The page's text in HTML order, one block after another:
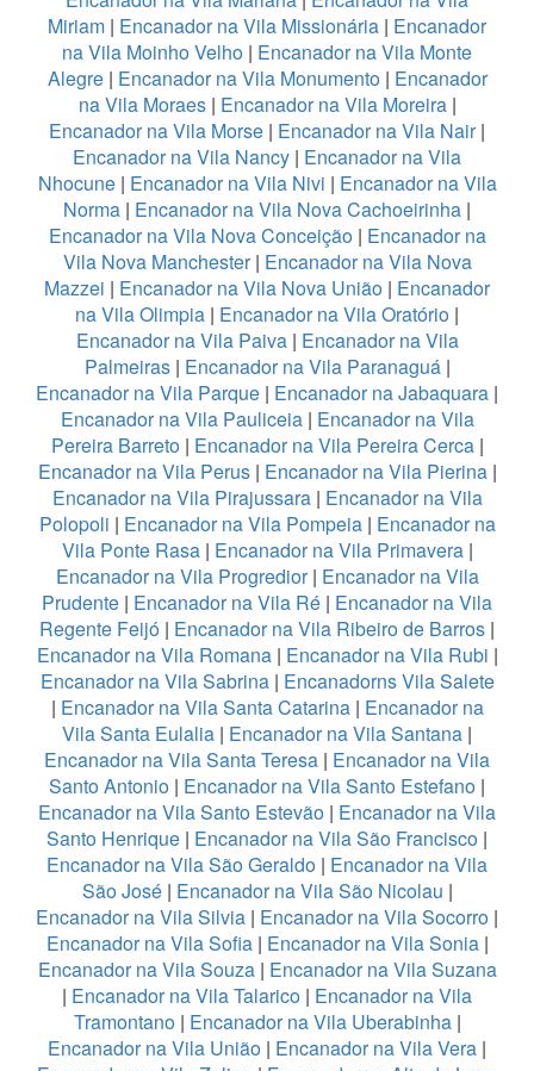
Miriam | Encanador na Vila Missionária | Encanador
na Vila Moinho Velho | Encanador na Vila Monte
Alegre| Encanador na Vila Monumento| Encanador
na Vila Moraes| Encanador na Vila Moreira|
Encanador na Vila Morse | Encanador na Vila Nair|
Encanador na Vila Nancy | Encanador na Vila
Nhocune| Encanador na Vila Nivi | Encanador na Vila
Norma | Encanador na Vila Nova Cachoeirinha |
Encanador na Vila Nova Conceição| Encanador na
Vila Nova Manchester| Encanador na Vila Nova
Mazzei | Encanador na Vila Nova União | Encanador
na Vila Olimpia | Encanador na Vila Oratório |
Encanador na Vila Paiva| Encanador na Vila
Palmeiras| Encanador na Vila Paranaguá|
Encanador na Vila Parque | Encanador na Jabaquara |
Encanador na Vila Pauliceia| Encanador na Vila
Pereira Barreto| Encanador na Vila Pereira Cerca|
Encanador na Vila Perus| Encanador na Vila Pierina|
Encanador na Vila Pirajussara| Encanador na Vila
Polopoli | Encanador na Vila Pompeia| Encanador na
Vila Ponte Rasa| Encanador na Vila Primavera|
Encanador na Vila Progredior| Encanador na Vila
Prudente | Encanador na Vila Ré | Encanador na Vila
Regente Feijó | Encanador na Vila Ribeiro de Barros |
Encanador na Vila Romana| Encanador na Vila Rubi |
Encanador na Vila Sabrina| Encanadorns Vila Salete
| Encanador na Vila Santa Catarina| Encanador na
Vila Santa Eulalia | Encanador na Vila Santana |
Encanador na Vila Santa Teresa | Encanador na Vila
Santo Antonio | Encanador na Vila Santo Estefano |
Encanador na Vila Santo Estevão | Encanador na Vila
Santo Henrique | Encanador na Vila São Francisco |
Encanador na Vila São Geraldo | Encanador na Vila
São José| Encanador na Vila São Nicolau |
Encanador na Vila Silvia | Encanador na Vila Socorro |
Encanador na Vila Sofia| Encanador na Vila Sonia|
Encanador na Vila Souza| Encanador na Vila Suzana
| Encanador na Vila Talarico | Encanador na Vila
Tramontano| Encanador na Vila Uberabinha|
Encanador na Vila União | Encanador na Vila Vera |